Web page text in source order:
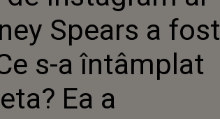
FOST ȘTERS! CE S-A
ÎNTÂMPLAT CU
VEDETA? EA A
ÎNGRIJORAT PE TOATĂ
LUMEA CU POSTĂRILE
DIN ULTIMELE LUNI
Spears a fost
s-a întâmplat
Ea a